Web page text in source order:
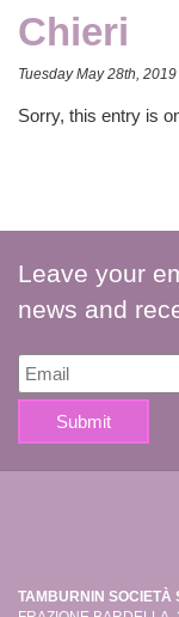
Chieri
Tuesday May 28th, 2019
Sorry, this entry is
Leave your
news and
TAMBURNIN SOCIETÀ